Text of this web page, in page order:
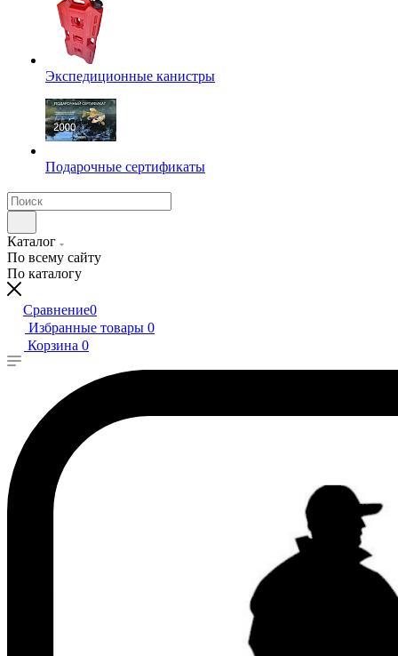
Экспедиционные канистры
Подарочные сертификаты
Каталог
По всему сайту
По каталогу
Сравнение0
Избранные товары 0
Корзина 0